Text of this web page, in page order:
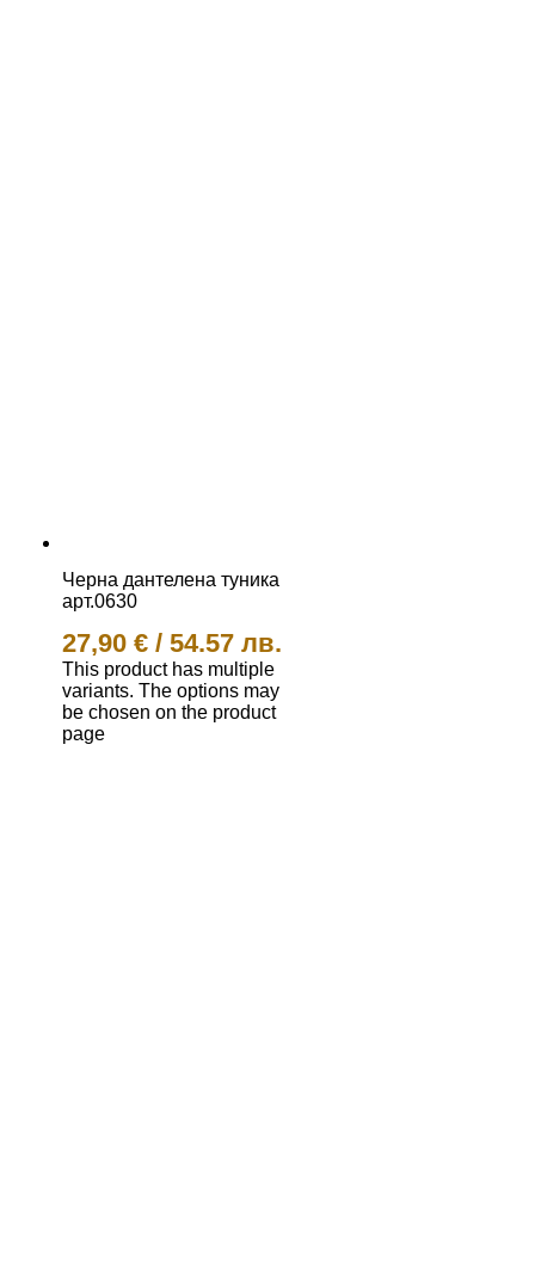
Черна дантелена туника
арт.0630
27,90 € / 54.57 лв.
This product has multiple
variants. The options may
be chosen on the product
page